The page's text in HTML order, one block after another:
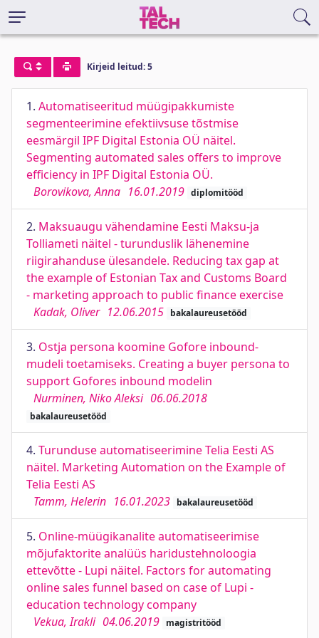
Kirjeid leitud: 5
1. Automatiseeritud müügipakkumiste
segmenteerimine efektiivsuse tõstmise
eesmärgil IPF Digital Estonia OÜ näitel.
Segmenting automated sales offers to improve
efficiency in IPF Digital Estonia OÜ.
Borovikova, Anna 16.01.2019 diplomitööd
2. Maksuaugu vähendamine Eesti Maksu-ja
Tolliameti näitel - turunduslik lähenemine
riigirahanduse ülesandele. Reducing tax gap at
the example of Estonian Tax and Customs Board
- marketing approach to public finance exercise
Kadak, Oliver 12.06.2015 bakalaureusetööd
3. Ostja persona koomine Gofore inbound-
mudeli toetamiseks. Creating a buyer persona to
support Gofores inbound modelin
Nurminen, Niko Aleksi 06.06.2018
bakalaureusetööd
4. Turunduse automatiseerimine Telia Eesti AS
näitel. Marketing Automation on the Example of
Telia Eesti AS
Tamm, Helerin 16.01.2023 bakalaureusetööd
5. Online-müügikanalite automatiseerimise
mõjufaktorite analüüs haridustehnoloogia
ettevõtte - Lupi näitel. Factors for automating
online sales funnel based on case of Lupi -
education technology company
Vekua, Irakli 04.06.2019 magistritööd